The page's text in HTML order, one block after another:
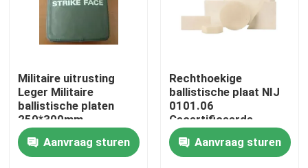
Thuis
Producten
Militaire uitrusting
Leger Militaire
ballistische platen
250*300mm,
kogelvrije pallet
Aanvraag sturen
Rechthoekige
ballistische plaat NIJ
0101.06
Gecertificeerde
constructie van
samengestelde
materialen
Aanvraag sturen